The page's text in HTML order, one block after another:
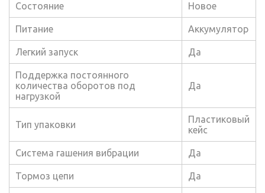
Состояние Новое
Питание Аккумулятор
Легкий запуск Да
Поддержка постоянного
количества оборотов под
нагрузкой
Да
Тип упаковки
Пластиковый
кейс
Система гашения вибрации Да
Тормоз цепи Да